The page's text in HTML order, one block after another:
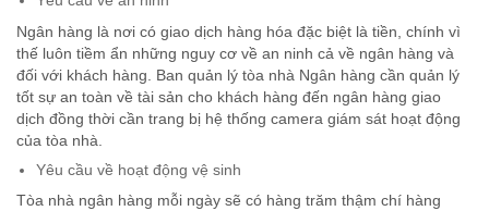
Ngân hàng là nơi có giao dịch hàng hóa đặc biệt là tiền, chính vì
thế luôn tiềm ẩn những nguy cơ về an ninh cả về ngân hàng và
đối với khách hàng. Ban quản lý tòa nhà Ngân hàng cần quản lý
tốt sự an toàn về tài sản cho khách hàng đến ngân hàng giao
dịch đồng thời cần trang bị hệ thống camera giám sát hoạt động
của tòa nhà.
Yêu cầu về hoạt động vệ sinh
Tòa nhà ngân hàng mỗi ngày sẽ có hàng trăm thậm chí hàng